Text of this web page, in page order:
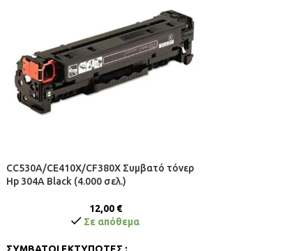
CC530A/CE410X/CF380X Συμβατό τόνερ
Hp 304A Black (4.000 σελ.)
12,00 €
Σε απόθεμα